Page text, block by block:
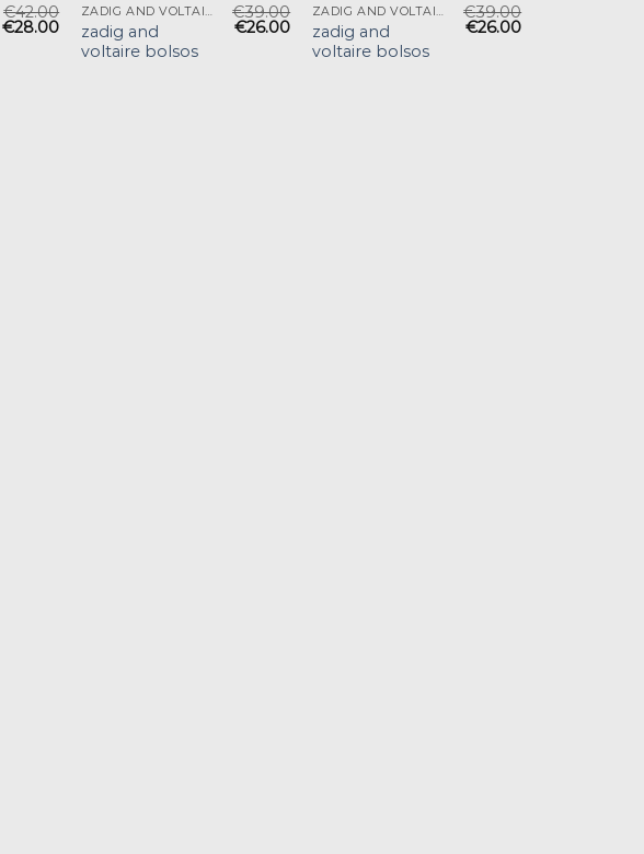
€42.00
€28.00
ZADIG AND VOLTAIRE BOLSOS
zadig and
voltaire bolsos
€39.00
€26.00
ZADIG AND VOLTAIRE BOLSOS
zadig and
voltaire bolsos
€39.00
€26.00